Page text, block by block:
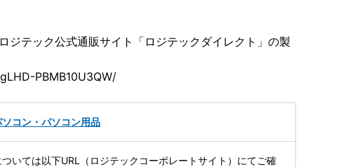
ジテック公式通販サイト「ロジテックダイレクト」の製
PBMB10U3QW/
ソコン・パソコン用品
いては以下URL（ロジテックコーポレートサイト）にてご確